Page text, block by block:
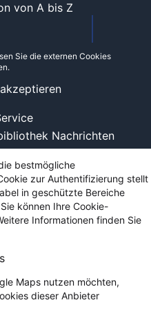
Nachrichten
von A bis Z
Sie die externen Cookies
bestmögliche
zur Authentifizierung stellt
in geschützte Bereiche
können Ihre Cookie-
Informationen finden Sie
Maps nutzen möchten,
dieser Anbieter